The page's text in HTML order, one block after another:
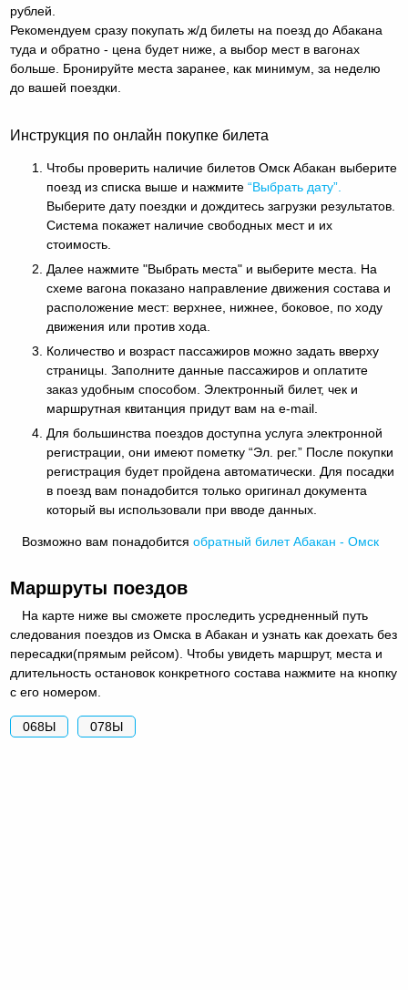
рублей.
Рекомендуем сразу покупать ж/д билеты на поезд до Абакана
туда и обратно - цена будет ниже, а выбор мест в вагонах
больше. Бронируйте места заранее, как минимум, за неделю
до вашей поездки.
Инструкция по онлайн покупке билета
Чтобы проверить наличие билетов Омск Абакан выберите
поезд из списка выше и нажмите“Выбрать дату”.
Выберите дату поездки и дождитесь загрузки результатов.
Система покажет наличие свободных мест и их
стоимость.
Далее нажмите "Выбрать места" и выберите места. На
схеме вагона показано направление движения состава и
расположение мест: верхнее, нижнее, боковое, по ходу
движения или против хода.
Количество и возраст пассажиров можно задать вверху
страницы. Заполните данные пассажиров и оплатите
заказ удобным способом. Электронный билет, чек и
маршрутная квитанция придут вам на e-mail.
Для большинства поездов доступна услуга электронной
регистрации, они имеют пометку “Эл. рег.” После покупки
регистрация будет пройдена автоматически. Для посадки
в поезд вам понадобится только оригинал документа
который вы использовали при вводе данных.
Возможно вам понадобитсяобратный билет Абакан - Омск
Маршруты поездов
На карте ниже вы сможете проследить усредненный путь
следования поездов из Омска в Абакан и узнать как доехать без
пересадки(прямым рейсом). Чтобы увидеть маршрут, места и
длительность остановок конкретного состава нажмите на кнопку
с его номером.
068Ы 078Ы